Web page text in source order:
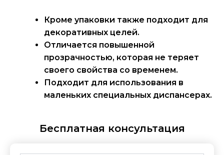
Кроме упаковки также подходит для
декоративных целей.
Отличается повышенной
прозрачностью, которая не теряет
своего свойства со временем.
Подходит для использования в
маленьких специальных диспансерах.
Бесплатная консультация